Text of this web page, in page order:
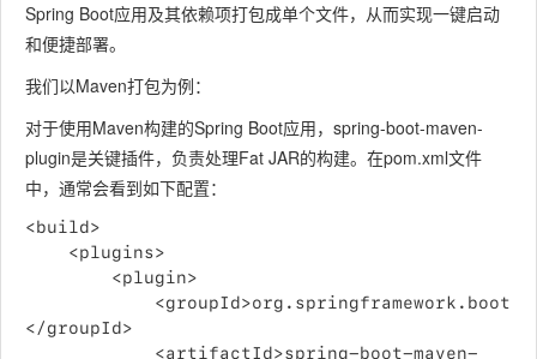
Spring Boot应用及其依赖项打包成单个文件，从而实现一键启动
和便捷部署。
我们以Maven打包为例：
对于使用Maven构建的Spring Boot应用， spring-boot-maven-
plugin是关键插件，负责处理Fat JAR的构建。在pom.xml文件
中，通常会看到如下配置：
<build>
</groupId>